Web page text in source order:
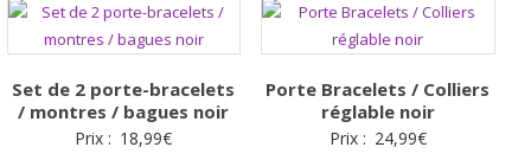
Set de 2 porte-bracelets
/ montres / bagues noir
Prix : 18,99€
Porte Bracelets / Colliers
réglable noir
Prix : 24,99€